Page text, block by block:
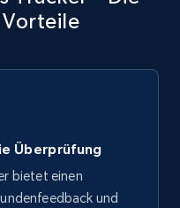
Initial
by using
Überprüfung
bietet einen
und